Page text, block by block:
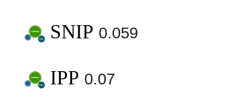
SNIP 0.059
IPP 0.07